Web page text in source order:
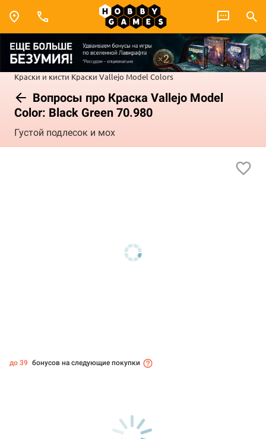
Краски и кисти Краски Vallejo Model Colors
Вопросы про Краска Vallejo Model
Color: Black Green 70.980
Густой подлесок и мох
до 39 бонусов на следующие покупки